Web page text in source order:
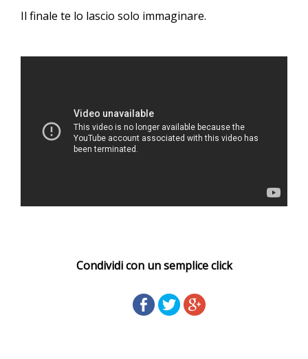
Il finale te lo lascio solo immaginare.
Condividi con un semplice click